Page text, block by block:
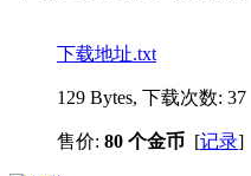
下载地址.txt
129 Bytes, 下载次数: 37
售价: 80 个金币 [记录]